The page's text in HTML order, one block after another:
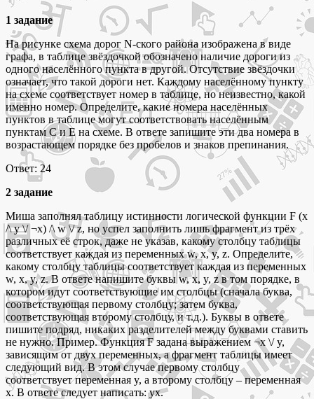
1 задание
На рисунке схема дорог N-ского района изображена в виде
графа, в таблице звёздочкой обозначено наличие дороги из
одного населённого пункта в другой. Отсутствие звёздочки
означает, что такой дороги нет. Каждому населённому пункту
на схеме соответствует номер в таблице, но неизвестно, какой
именно номер. Определите, какие номера населённых
пунктов в таблице могут соответствовать населённым
пунктам C и E на схеме. В ответе запишите эти два номера в
возрастающем порядке без пробелов и знаков препинания.
Ответ: 24
2 задание
Миша заполнял таблицу истинности логической функции F (x
/\ y \/ ¬x) /\ w \/ z, но успел заполнить лишь фрагмент из трёх
различных её строк, даже не указав, какому столбцу таблицы
соответствует каждая из переменных w, x, y, z. Определите,
какому столбцу таблицы соответствует каждая из переменных
w, x, y, z. В ответе напишите буквы w, x, y, z в том порядке, в
котором идут соответствующие им столбцы (сначала буква,
соответствующая первому столбцу; затем буква,
соответствующая второму столбцу, и т.д.). Буквы в ответе
пишите подряд, никаких разделителей между буквами ставить
не нужно. Пример. Функция F задана выражением ¬x \/ y,
зависящим от двух переменных, а фрагмент таблицы имеет
следующий вид. В этом случае первому столбцу
соответствует переменная y, а второму столбцу – переменная
x. В ответе следует написать: yx.